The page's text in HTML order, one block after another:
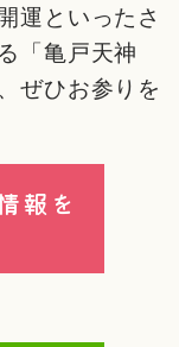
運といったさ
「亀戸天神
ぜひお参りを
報を